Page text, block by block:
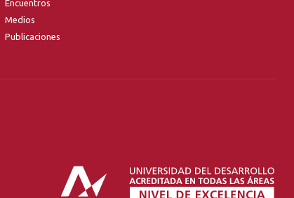
Encuentros
Medios
Publicaciones